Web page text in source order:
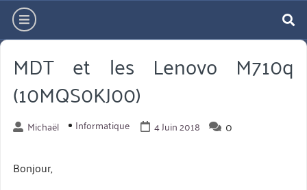
Aller
directement
au
contenu
hamburger
MDT et les Lenovo M710q
(10MQS0KJ00)
Michaël Informatique 4 Juin 2018 0
Bonjour,